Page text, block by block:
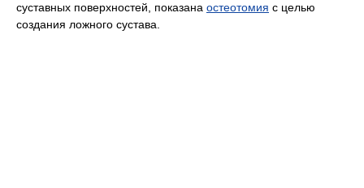
суставных поверхностей, показана остеотомия с целью
создания ложного сустава.